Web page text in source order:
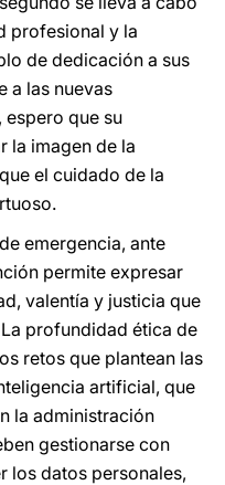
profesional y la
de dedicación a sus
a las nuevas
espero que su
la imagen de la
el cuidado de la
emergencia, ante
permite expresar
valentía y justicia que
profundidad ética de
retos que plantean las
artificial, que
la administración
gestionarse con
los datos personales,